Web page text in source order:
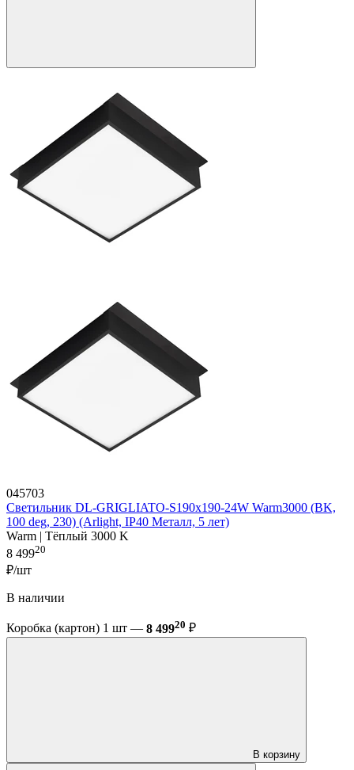
045703
Светильник DL-GRIGLIATO-S190x190-24W Warm3000 (BK,
100 deg, 230) (Arlight, IP40 Металл, 5 лет)
Warm | Тёплый 3000 K
8 49920
₽/шт
В наличии
Коробка (картон) 1 шт — 8 49920 ₽
В корзину